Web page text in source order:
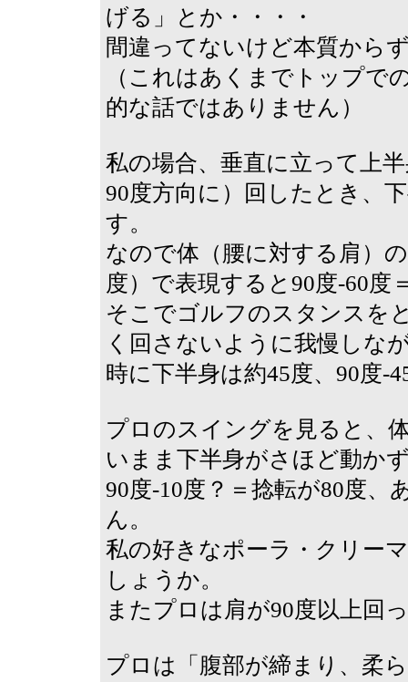
げる」とか・・・・
間違ってないけど本質から
（これはあくまでトップで
的な話ではありません）
私の場合、垂直に立って上
90度方向に）回したとき、
す。
なので体（腰に対する肩）
度）で表現すると90度-60度
そこでゴルフのスタンスを
く回さないように我慢しな
時に下半身は約45度、90度-
プロのスイングを見ると、
いまま下半身がさほど動か
90度-10度？＝捻転が80度
ん。
私の好きなポーラ・クリー
しょうか。
またプロは肩が90度以上回
プロは「腹部が締まり、柔